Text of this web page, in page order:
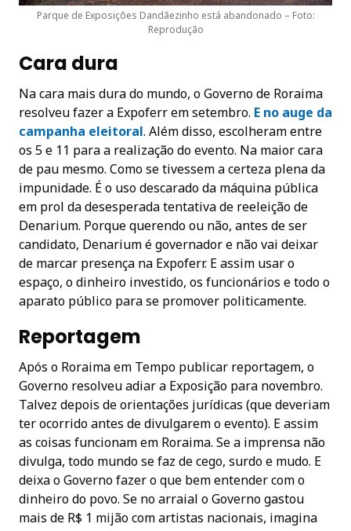
Parque de Exposições Dandãezinho está abandonado – Foto:
Reprodução
Cara dura
Na cara mais dura do mundo, o Governo de Roraima
resolveu fazer a Expoferr em setembro. E no auge da
campanha eleitoral. Além disso, escolheram entre
os 5 e 11 para a realização do evento. Na maior cara
de pau mesmo. Como se tivessem a certeza plena da
impunidade. É o uso descarado da máquina pública
em prol da desesperada tentativa de reeleição de
Denarium. Porque querendo ou não, antes de ser
candidato, Denarium é governador e não vai deixar
de marcar presença na Expoferr. E assim usar o
espaço, o dinheiro investido, os funcionários e todo o
aparato público para se promover politicamente.
Reportagem
Após o Roraima em Tempo publicar reportagem, o
Governo resolveu adiar a Exposição para novembro.
Talvez depois de orientações jurídicas (que deveriam
ter ocorrido antes de divulgarem o evento). E assim
as coisas funcionam em Roraima. Se a imprensa não
divulga, todo mundo se faz de cego, surdo e mudo. E
deixa o Governo fazer o que bem entender com o
dinheiro do povo. Se no arraial o Governo gastou
mais de R$ 1 mijão com artistas nacionais, imagina